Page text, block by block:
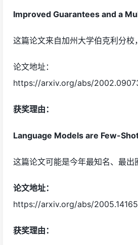
Improved Guarantees and a
这篇论文来自加州大学伯克利分校
论文地址：
https://arxiv.org/abs/
获奖理由：
Language Models are Few-
这篇论文可能是今年最知名、最
论文地址：
https://arxiv.org/abs/2005.14165
获奖理由：